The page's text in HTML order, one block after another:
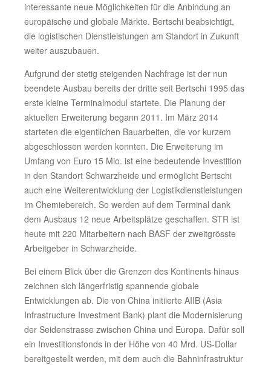
interessante neue Möglichkeiten für die Anbindung an
europäische und globale Märkte. Bertschi beabsichtigt,
die logistischen Dienstleistungen am Standort in Zukunft
weiter auszubauen.
Aufgrund der stetig steigenden Nachfrage ist der nun
beendete Ausbau bereits der dritte seit Bertschi 1995 das
erste kleine Terminalmodul startete. Die Planung der
aktuellen Erweiterung begann 2011. Im März 2014
starteten die eigentlichen Bauarbeiten, die vor kurzem
abgeschlossen werden konnten. Die Erweiterung im
Umfang von Euro 15 Mio. ist eine bedeutende Investition
in den Standort Schwarzheide und ermöglicht Bertschi
auch eine Weiterentwicklung der Logistikdienstleistungen
im Chemiebereich. So werden auf dem Terminal dank
dem Ausbaus 12 neue Arbeitsplätze geschaffen. STR ist
heute mit 220 Mitarbeitern nach BASF der zweitgrösste
Arbeitgeber in Schwarzheide.
Bei einem Blick über die Grenzen des Kontinents hinaus
zeichnen sich längerfristig spannende globale
Entwicklungen ab. Die von China initiierte AIIB (Asia
Infrastructure Investment Bank) plant die Modernisierung
der Seidenstrasse zwischen China und Europa. Dafür soll
ein Investitionsfonds in der Höhe von 40 Mrd. US-Dollar
bereitgestellt werden, mit dem auch die Bahninfrastruktur